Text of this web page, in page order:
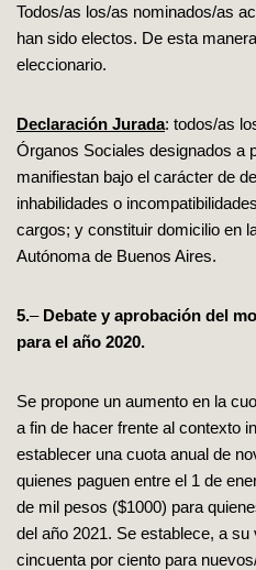
Todos/as los/as nominados/as
han sido electos. De esta
eleccionario.
Declaración Jurada: todos/as
Órganos Sociales designados a
manifiestan bajo el carácter de
inhabilidades o
cargos; y constituir domicilio en
Autónoma de Buenos Aires.
5.– Debate y aprobación del
para el año 2020.
Se propone un aumento en la
a fin de hacer frente al contexto
establecer una cuota anual de
quienes paguen entre el 1 de
de mil pesos ($1000) para
del año 2021. Se establece, a
cincuenta por ciento para